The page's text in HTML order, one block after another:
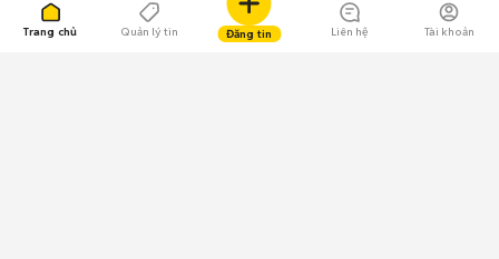
Trang chủ Quản lý tin Đăng tin Liên hệ Tài khoản